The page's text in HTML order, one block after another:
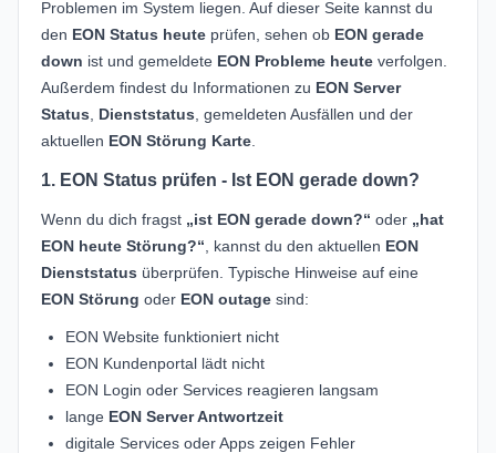
Problemen im System liegen. Auf dieser Seite kannst du
den EON Status heute prüfen, sehen ob EON gerade
down ist und gemeldete EON Probleme heute verfolgen.
Außerdem findest du Informationen zu EON Server
Status
Dienststatus , gemeldeten Ausfällen und der
aktuellen EON Störung Karte
1. EON Status prüfen - Ist EON gerade down?
Wenn du dich fragst „ist EON gerade down?“ oder „hat
EON heute Störung?“ , kannst du den aktuellen EON
Dienststatus überprüfen. Typische Hinweise auf eine
EON Störung oder EON outage sind:
EON Website funktioniert nicht
EON Kundenportal lädt nicht
EON Login oder Services reagieren langsam
lange EON Server Antwortzeit
digitale Services oder Apps zeigen Fehler